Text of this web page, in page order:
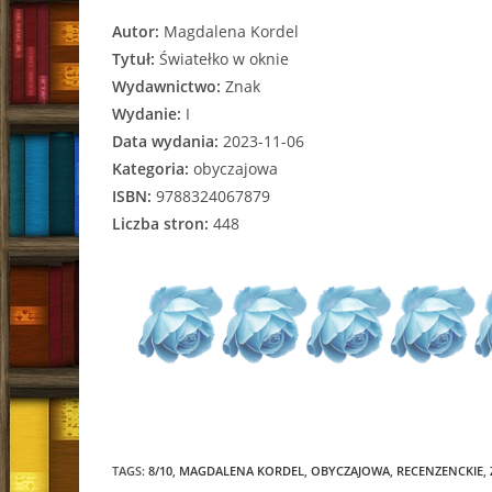
Autor: Magdalena Kordel
Tytuł: Światełko w oknie
Wydawnictwo: Znak
Wydanie: I
Data wydania: 2023-11-06
Kategoria: obyczajowa
ISBN: 9788324067879
Liczba stron: 448
TAGS: 8/10, MAGDALENA KORDEL, OBYCZAJOWA, RECENZENCKIE,